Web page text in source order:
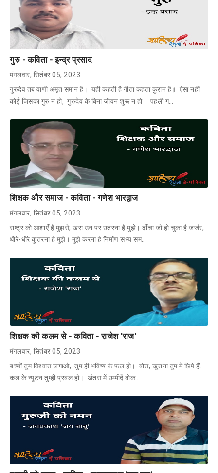
गुरु - कविता - इन्द्र प्रसाद
मंगलवार, सितंबर 05, 2023
गुरुदेव तब वाणी अमृत समान है। यही कहती है गीता कहता कुरान है॥ ऐसा नहीं
कोई जिसका गुरु न हो, गुरुदेव के बिना जीवन शुरू न हो। पहली ग…
शिक्षक और समाज - कविता - गणेश भारद्वाज
मंगलवार, सितंबर 05, 2023
राष्ट्र को आशाएँ हैं मुझसे, खरा उन पर उतरना है मुझे। ढाँचा जो हो चुका है जर्जर,
धीरे-धीरे कुतरना है मुझे। मुझे करना है निर्माण सभ्य सम…
शिक्षक की कलम से - कविता - राजेश 'राज'
मंगलवार, सितंबर 05, 2023
बच्चों तुम विश्वास जगाओ, तुम ही भविष्य के फल हो। बोस, खुराना तुम में छिपे हैं,
कल के न्यूटन तुम्ही प्रबल हो। अंतस में उम्मीदें बोक…